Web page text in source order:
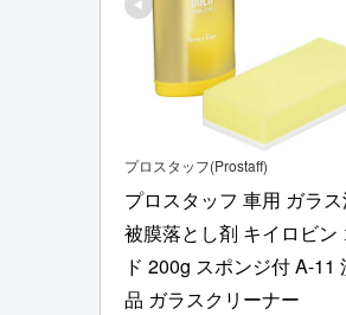
プロスタッフ(Prostaff)
プロスタッフ 車用 ガラ
被膜落とし剤 キイロビン
ド 200g スポンジ付 A-11
品 ガラスクリーナー